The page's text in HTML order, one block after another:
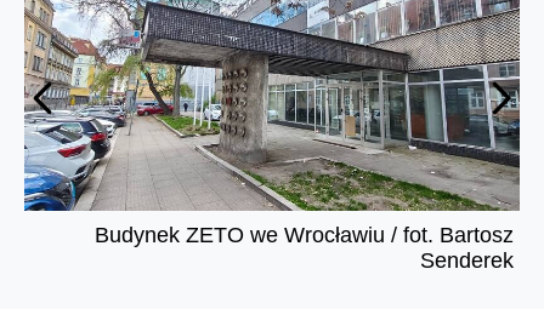
Budynek ZETO we Wrocławiu / fot. Bartosz
Senderek